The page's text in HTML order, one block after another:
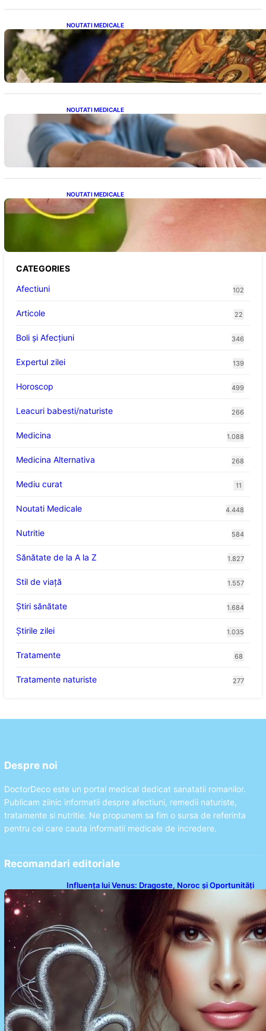
NOUTATI MEDICALE
Postul Adormirii Maicii Domnului: Tradiții,
Superstiții și Implicații Spiritualitate în 2026
NOUTATI MEDICALE
Îmbunătățirea sănătății cardiovasculare:
Patru exerciții simple pentru reducerea
tensiunii arteriale la domiciliu
NOUTATI MEDICALE
Cum bacteriile pielii influențează atracția
țânțarilor: O nouă viziune asupra alegerii
CATEGORIES
Afectiuni
102
Articole 22
Boli și Afecțiuni 346
Expertul zilei 139
Horoscop 499
Leacuri babesti/naturiste 266
Medicina 1.088
Medicina Alternativa 268
Mediu curat 11
Noutati Medicale 4.448
Nutritie 584
Sănătate de la A la Z 1.827
Stil de viaţă 1.557
Ştiri sănătate 1.684
Știrile zilei 1.035
Tratamente 68
Tratamente naturiste 277
Despre noi
DoctorDeco este un portal medical dedicat sanatatii romanilor.
Publicam zilnic informatii despre afectiuni, remedii naturiste,
tratamente si nutritie. Ne propunem sa fim o sursa de referinta
pentru cei care cauta informatii medicale de incredere.
Recomandari editoriale
Influența lui Venus: Dragoste, Noroc și Oportunități
pentru Tauri și Balanțe în Weekendul 8-9 August